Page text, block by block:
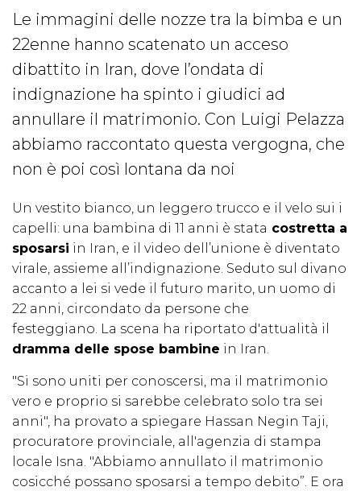
Le immagini delle nozze tra la bimba e un
22enne hanno scatenato un acceso
dibattito in Iran, dove l’ondata di
indignazione ha spinto i giudici ad
annullare il matrimonio. Con Luigi Pelazza
abbiamo raccontato questa vergogna, che
non è poi così lontana da noi
Un vestito bianco, un leggero trucco e il velo sui i
capelli: una bambina di 11 anni è stata costretta a
sposarsi in Iran, e il video dell’unione è diventato
virale, assieme all’indignazione. Seduto sul divano
accanto a lei si vede il futuro marito, un uomo di
22 anni, circondato da persone che
festeggiano. La scena ha riportato d'attualità il
dramma delle spose bambine in Iran.
"Si sono uniti per conoscersi, ma il matrimonio
vero e proprio si sarebbe celebrato solo tra sei
anni", ha provato a spiegare Hassan Negin Taji,
procuratore provinciale, all'agenzia di stampa
locale Isna. "Abbiamo annullato il matrimonio
cosicché possano sposarsi a tempo debito”. E ora